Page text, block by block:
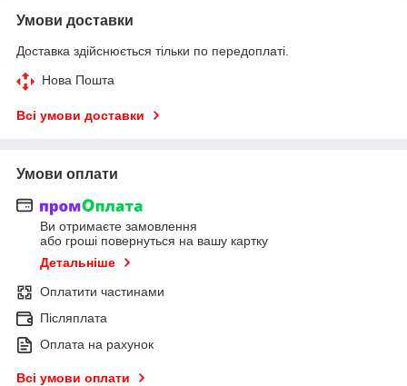
Умови доставки
Доставка здійснюється тільки по передоплаті.
Нова Пошта
Всі умови доставки
Умови оплати
Ви отримаєте замовлення
або гроші повернуться на вашу картку
Детальніше
Оплатити частинами
Післяплата
Оплата на рахунок
Всі умови оплати